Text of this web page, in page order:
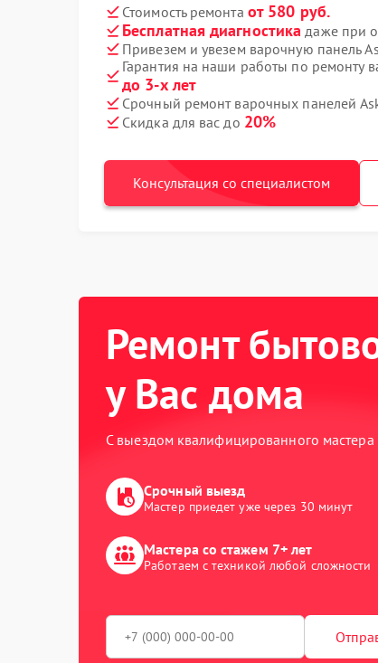
Стоимость ремонта от 580 руб.
Бесплатная диагностика даже при
Привезем и увезем варочную панель
Гарантия на наши работы по ремонту
до 3-х лет
Срочный ремонт варочных панелей
Скидка для вас до 20%
Консультация со специалистом
Ремонт
у Вас дома
С выездом квалифицированного мастера
Срочный выезд
Мастер приедет уже через 30 минут
Мастера со стажем 7+ лет
Работаем с техникой любой сложности